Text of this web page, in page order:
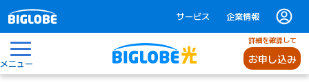
サービス 企業情報
メニュー
詳細を確認して
お申し込み